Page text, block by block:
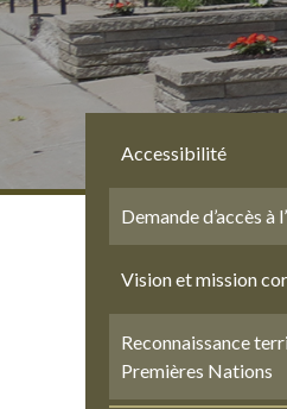
Accessibilité
Demande d’accès à
Vision et mission
Reconnaissance
Premières Nations